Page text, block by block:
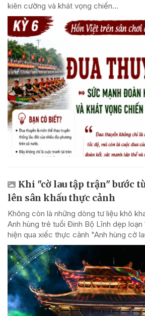
kiên cường và khát vọng chiến...
Khi "cờ lau tập trận" bước
lên sân khấu thực cảnh
Không còn là những dòng tư liệu khô
Anh hùng trẻ tuổi Đinh Bộ Lĩnh dẹp loạn
hiện qua xiếc thực cảnh "Anh hùng cờ